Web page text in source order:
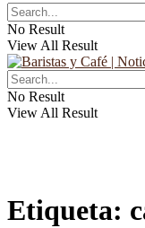
No Result
View All Result
No Result
View All Result
Etiqueta: